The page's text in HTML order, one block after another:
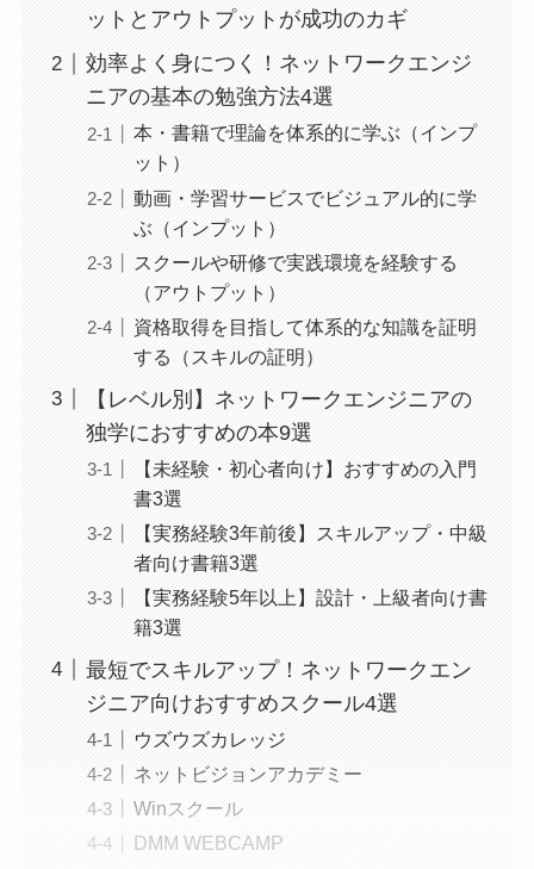
ットとアウトプットが成功のカギ
効率よく身につく！ネットワークエンジ
ニアの基本の勉強方法4選
本・書籍で理論を体系的に学ぶ（インプ
ット）
動画・学習サービスでビジュアル的に学
ぶ（インプット）
スクールや研修で実践環境を経験する
（アウトプット）
資格取得を目指して体系的な知識を証明
する（スキルの証明）
【レベル別】ネットワークエンジニアの
独学におすすめの本9選
【未経験・初心者向け】おすすめの入門
書3選
【実務経験3年前後】スキルアップ・中級
者向け書籍3選
【実務経験5年以上】設計・上級者向け書
籍3選
最短でスキルアップ！ネットワークエン
ジニア向けおすすめスクール4選
ウズウズカレッジ
ネットビジョンアカデミー
Winスクール
DMM WEBCAMP